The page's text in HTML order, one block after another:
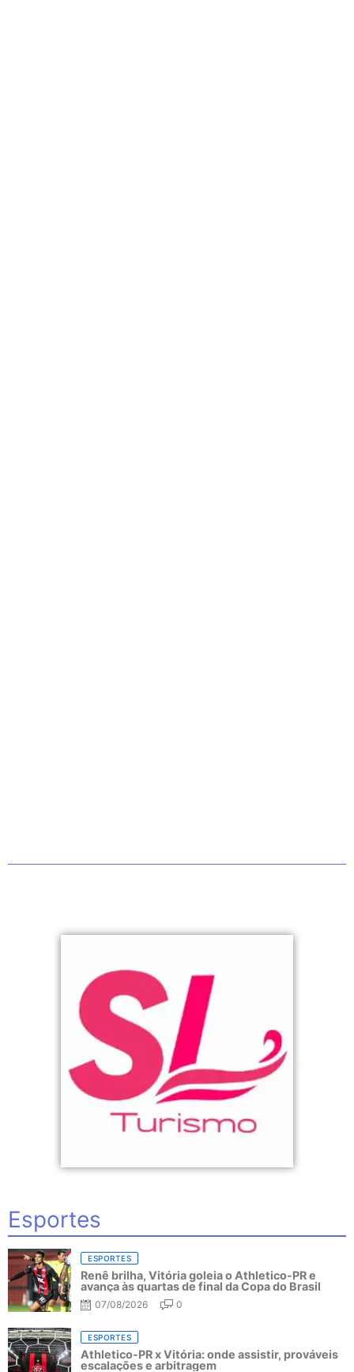
Esportes
ESPORTES
Renê brilha, Vitória goleia o Athletico-PR e
avança às quartas de final da Copa do Brasil
07/08/2026 0
ESPORTES
Athletico-PR x Vitória: onde assistir, prováveis
escalações e arbitragem